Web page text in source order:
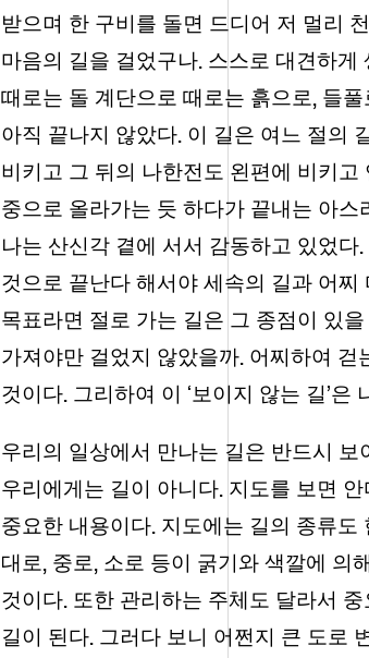
받으며 한 구비를 돌면 드디어 저 멀리
마음의 길을 걸었구나.스스로 대견하게
때로는 돌 계단으로 때로는 흙으로,들풀
아직 끝나지 않았다.이 길은 여느 절의
비키고 그 뒤의 나한전도 왼편에 비키
중으로 올라가는 듯 하다가 끝내는 아
나는 산신각 곁에 서서 감동하고 있었다.
것으로 끝난다 해서야 세속의 길과 어찌
목표라면 절로 가는 길은 그 종점이 있
가져야만 걸었지 않았을까.어찌하여 걷
것이다.그리하여 이 ‘보이지 않는 길’은
우리의 일상에서 만나는 길은 반드시 보
우리에게는 길이 아니다.지도를 보면 안
중요한 내용이다.지도에는 길의 종류도
대로,중로,소로 등이 굵기와 색깔에 의
것이다.또한 관리하는 주체도 달라서
길이 된다.그러다 보니 어쩐지 큰 도로